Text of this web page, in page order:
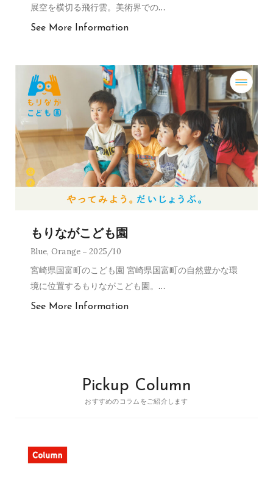
展空を横切る飛行雲。美術界での…
See More Information
もりながこども園
Blue, Orange 2025/10
宮崎県国富町のこども園 宮崎県国富町の自然豊かな環
境に位置するもりながこども園。 …
See More Information
Pickup Column
おすすめのコラムをご紹介します